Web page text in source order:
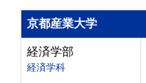
京都産業大学
経済学部
経済学科